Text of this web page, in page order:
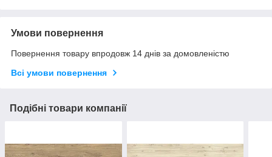
Умови повернення
Повернення товару впродовж 14 днів за домовленістю
Всі умови повернення
Подібні товари компанії